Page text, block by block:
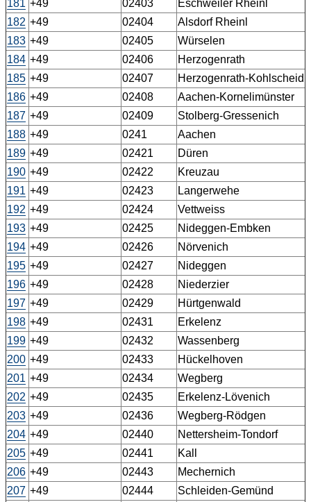
181 +49 02403
Eschweiler Rheinl
182 +49 02404
Alsdorf Rheinl
183 +49 02405
Würselen
184 +49 02406
Herzogenrath
185 +49 02407
Herzogenrath-Kohlscheid
186 +49 02408
Aachen-Kornelimünster
187 +49 02409
Stolberg-Gressenich
188 +49 0241
Aachen
189 +49 02421
Düren
190 +49 02422
Kreuzau
191 +49 02423
Langerwehe
192 +49 02424
Vettweiss
193 +49 02425
Nideggen-Embken
194 +49 02426
Nörvenich
195 +49 02427
Nideggen
196 +49 02428
Niederzier
197 +49 02429
Hürtgenwald
198 +49 02431
Erkelenz
199 +49 02432
Wassenberg
200 +49 02433
Hückelhoven
201 +49 02434
Wegberg
202 +49 02435
Erkelenz-Lövenich
203 +49 02436
Wegberg-Rödgen
204 +49 02440
Nettersheim-Tondorf
205 +49 02441
Kall
206 +49 02443
Mechernich
207 +49 02444
Schleiden-Gemünd